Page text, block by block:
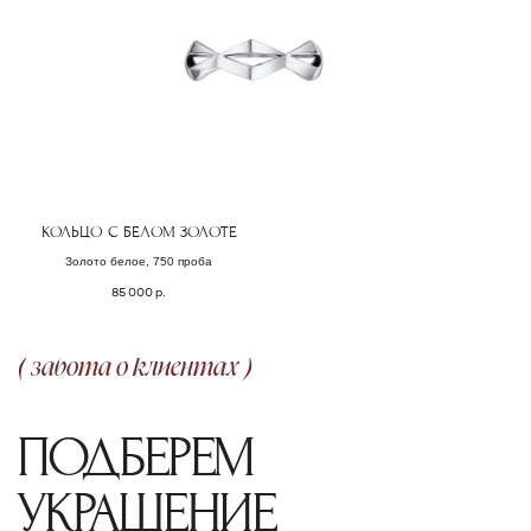
КОЛЬЦО С БЕЛОМ ЗОЛОТЕ
Золото белое, 750 проба
85 000р.
во всплывающем окне
деталей заказа
ПОДТВЕРЖДЕНИЕ